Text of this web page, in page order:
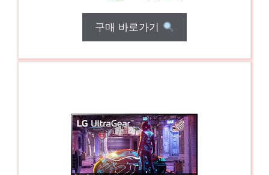
구매 바로가기